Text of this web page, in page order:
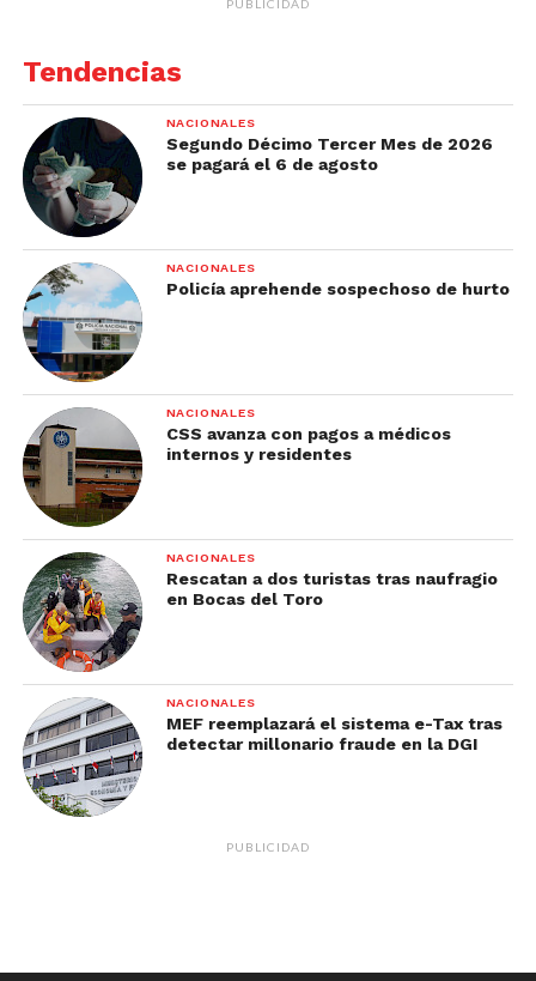
PUBLICIDAD
Tendencias
NACIONALES
Segundo Décimo Tercer Mes de 2026
se pagará el 6 de agosto
NACIONALES
Policía aprehende sospechoso de hurto
NACIONALES
CSS avanza con pagos a médicos
internos y residentes
NACIONALES
Rescatan a dos turistas tras naufragio
en Bocas del Toro
NACIONALES
MEF reemplazará el sistema e-Tax tras
detectar millonario fraude en la DGI
PUBLICIDAD